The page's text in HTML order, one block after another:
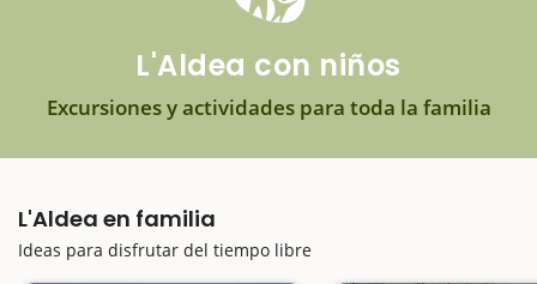
L'Aldea con niños
Excursiones y actividades para toda la familia
L'Aldea en familia
Ideas para disfrutar del tiempo libre